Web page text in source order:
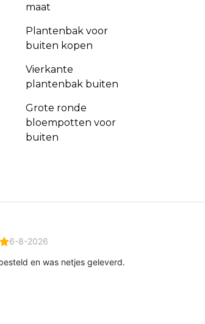
maat
Plantenbak voor
buiten kopen
Vierkante
plantenbak buiten
Grote ronde
bloempotten voor
buiten